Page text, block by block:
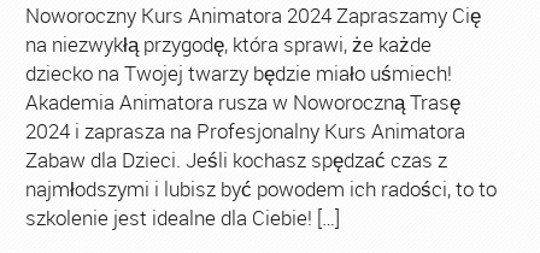
Noworoczny Kurs Animatora 2024 Zapraszamy Cię
na niezwykłą przygodę, która sprawi, że każde
dziecko na Twojej twarzy będzie miało uśmiech!
Akademia Animatora rusza w Noworoczną Trasę
2024 i zaprasza na Profesjonalny Kurs Animatora
Zabaw dla Dzieci. Jeśli kochasz spędzać czas z
najmłodszymi i lubisz być powodem ich radości, to to
szkolenie jest idealne dla Ciebie! […]